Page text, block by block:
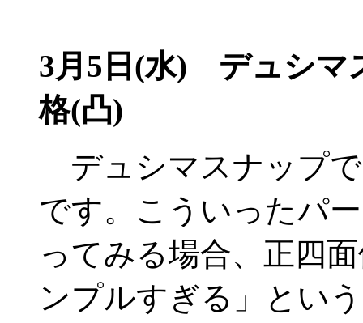
3月5日(水) デュシマ
格(凸)
デュシマスナップ
です。こういったパ
ってみる場合、正四
ンプルすぎる」とい